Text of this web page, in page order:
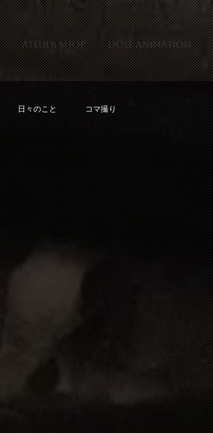
atelier shop doll animation
日々のこと コマ撮り